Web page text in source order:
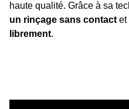
haute qualité. Grâce à sa
un rinçage sans contact et
librement.